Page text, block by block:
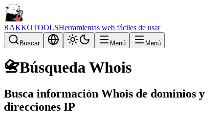
RAKKOTOOLSHerramientas web fáciles de usar
Buscar Menú Menú
📇Búsqueda Whois
Busca información Whois de dominios y
direcciones IP